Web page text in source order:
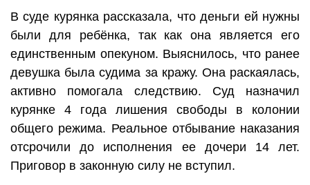
В суде курянка рассказала, что деньги ей нужны
были для ребёнка, так как она является его
единственным опекуном. Выяснилось, что ранее
девушка была судима за кражу. Она раскаялась,
активно помогала следствию. Суд назначил
курянке 4 года лишения свободы в колонии
общего режима. Реальное отбывание наказания
отсрочили до исполнения ее дочери 14 лет.
Приговор в законную силу не вступил.